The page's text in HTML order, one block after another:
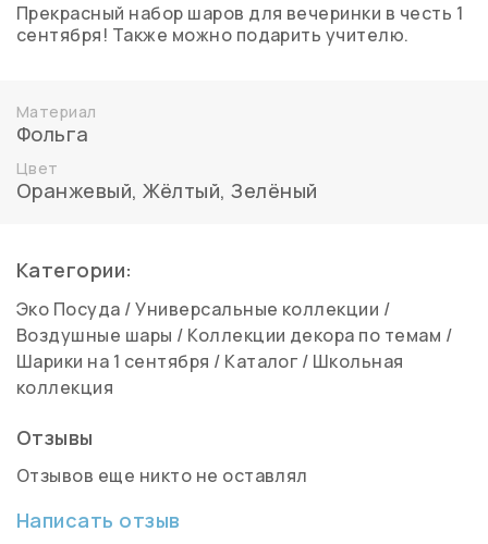
Прекрасный набор шаров для вечеринки в честь 1
сентября! Также можно подарить учителю.
Материал
Фольга
Цвет
Оранжевый,Жёлтый,Зелёный
Категории:
Эко Посуда /Универсальные коллекции /
Воздушные шары / Коллекции декора по темам /
Шарики на 1 сентября / Каталог / Школьная
коллекция
Отзывы
Отзывов еще никто не оставлял
Написать отзыв